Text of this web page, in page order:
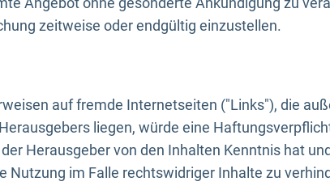
zeitweise oder endgültig einzustellen.
auf fremde Internetseiten ("Links"), die
liegen, würde eine
Herausgeber von den Inhalten Kenntnis hat
Nutzung im Falle rechtswidriger Inhalte zu